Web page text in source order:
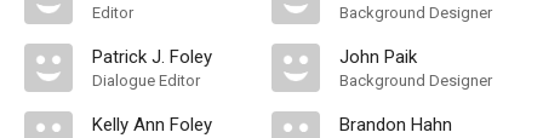
Editor
Patrick J. Foley
Dialogue Editor
Kelly Ann Foley
Background Designer
John Paik
Background Designer
Brandon Hahn